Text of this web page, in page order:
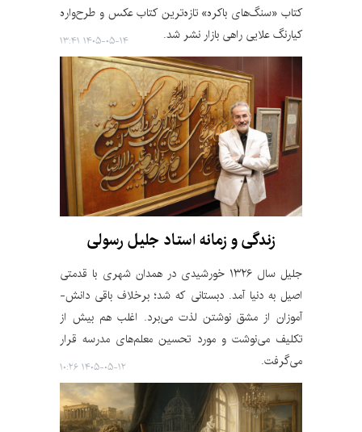
کتاب «سنگ‌های باکره» تازه‌ترین کتاب عکس و طرح‌واره
کیارنگ علایی راهی بازار نشر شد.
۱۴۰۵-۰۵-۱۴ ۱۳:۴۱
زندگی و زمانه استاد جلیل رسولی
جلیل سال ۱۳۲۶ خورشیدی در همدان شهری با قدمتی
اصیل به دنیا آمد. دبستانی که شد؛ برخلاف باقی دانش‌­
آموزان از مشق نوشتن لذت می­‌برد. اغلب هم بیش از
تکلیف می‌­نوشت و مورد تحسین معلم‌های مدرسه قرار
می‌­گرفت.
۱۴۰۵-۰۵-۱۲ ۱۰:۲۶